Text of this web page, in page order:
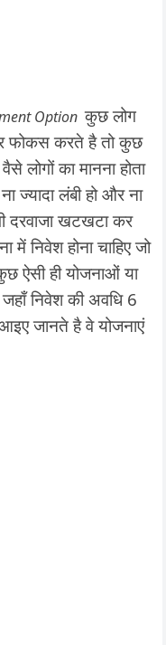
Option कुछ लोग
फोकस करते है तो कुछ
का मानना होता
लंबी हो और ना
दरवाजा खटखटा कर
निवेश होना चाहिए जो
ऐसी ही योजनाओं या
निवेश की अवधि 6
जानते है वे योजनाएं